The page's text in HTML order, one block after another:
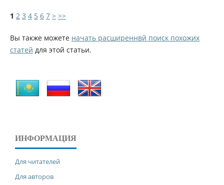
1 2 3 4 5 6 7 > >>
Вы также можете начать расширеннвй поиск похожих
статей для этой статьи.
ИНФОРМАЦИЯ
Для читателей
Для авторов